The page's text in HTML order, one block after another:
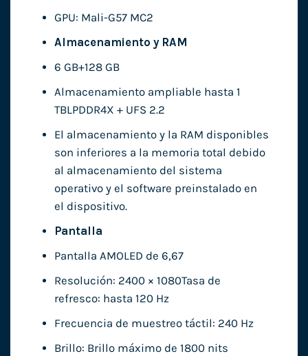
GPU: Mali-G57 MC2
Almacenamiento y RAM
6 GB+128 GB
Almacenamiento ampliable hasta 1
TBLPDDR4X + UFS 2.2
El almacenamiento y la RAM disponibles
son inferiores a la memoria total debido
al almacenamiento del sistema
operativo y el software preinstalado en
el dispositivo.
Pantalla
Pantalla AMOLED de 6,67
Resolución: 2400 × 1080Tasa de
refresco: hasta 120 Hz
Frecuencia de muestreo táctil: 240 Hz
Brillo: Brillo máximo de 1800 nits